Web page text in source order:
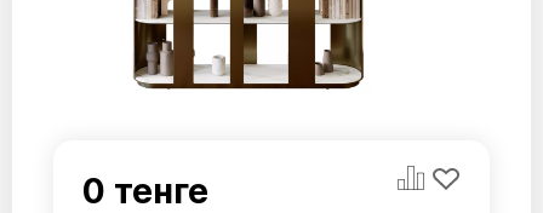
0 тенге